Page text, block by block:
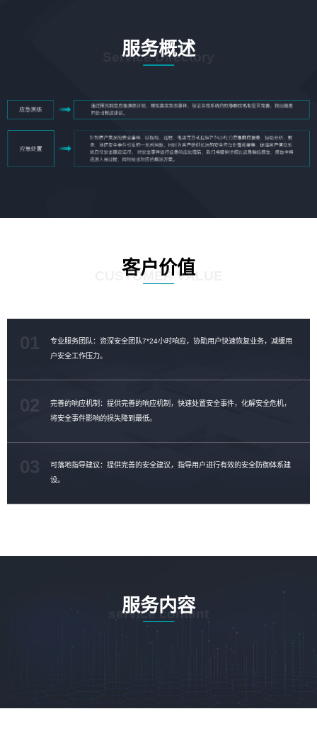
服务概述
Service Directory
客户价值
CUSTOMER VALUE
专业服务团队：资深安全团队7*24小时响应，协助用户快速恢复业务，减缓用
户安全工作压力。
完善的响应机制：提供完善的响应机制，快速处置安全事件，化解安全危机，
将安全事件影响的损失降到最低。
02
可落地指导建议：提供完善的安全建议，指导用户进行有效的安全防御体系建
设。
03
服务内容
service content